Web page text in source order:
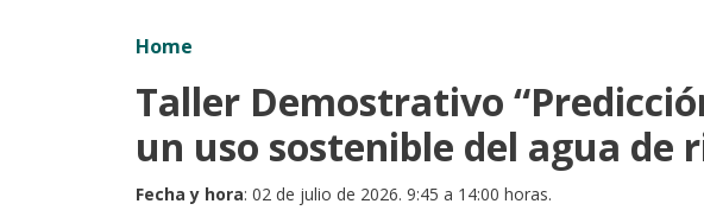
Home
Taller Demostrativo
un uso sostenible del agua de
Fecha y hora: 02 de julio de 2026. 9:45 a 14:00 horas.